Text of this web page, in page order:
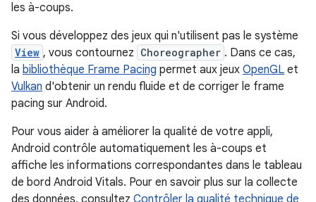
les à-coups.
Si vous développez des jeux qui n'utilisent pas le système
View , vous contournez Choreographer . Dans ce cas,
la bibliothèque Frame Pacing permet aux jeux OpenGL et
Vulkan d'obtenir un rendu fluide et de corriger le frame
pacing sur Android.
Pour vous aider à améliorer la qualité de votre appli,
Android contrôle automatiquement les à-coups et
affiche les informations correspondantes dans le tableau
de bord Android Vitals. Pour en savoir plus sur la collecte
des données, consultez Contrôler la qualité technique de